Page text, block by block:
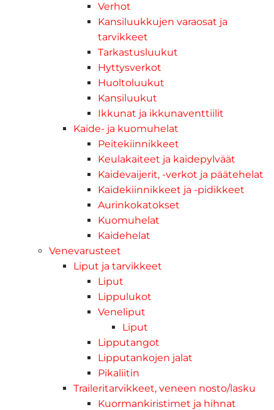
Verhot
Kansiluukkujen varaosat ja
tarvikkeet
Tarkastusluukut
Hyttysverkot
Huoltoluukut
Kansiluukut
Ikkunat ja ikkunaventtiilit
Kaide- ja kuomuhelat
Peitekiinnikkeet
Keulakaiteet ja kaidepylväät
Kaidevaijerit, -verkot ja päätehelat
Kaidekiinnikkeet ja -pidikkeet
Aurinkokatokset
Kuomuhelat
Kaidehelat
Venevarusteet
Liput ja tarvikkeet
Liput
Lippulukot
Veneliput
Liput
Lipputangot
Lipputankojen jalat
Pikaliitin
Traileritarvikkeet, veneen nosto/lasku
Kuormankiristimet ja hihnat